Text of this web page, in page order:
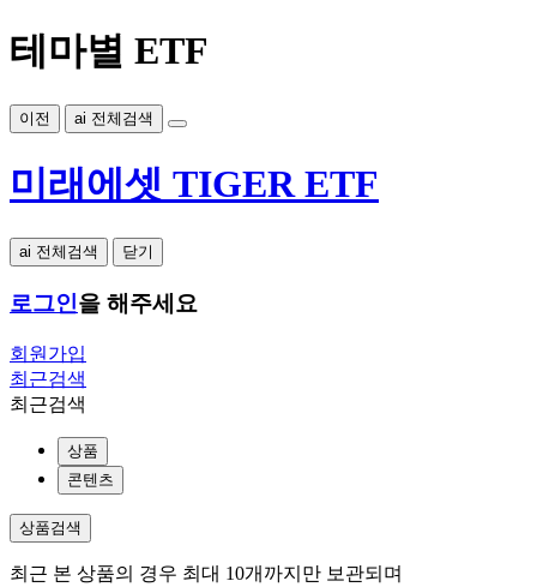
테마별 ETF
이전 ai 전체검색
미래에셋 TIGER ETF
ai 전체검색 닫기
로그인을 해주세요
회원가입
최근검색
최근검색
상품
콘텐츠
상품검색
최근 본 상품의 경우 최대 10개까지만 보관되며